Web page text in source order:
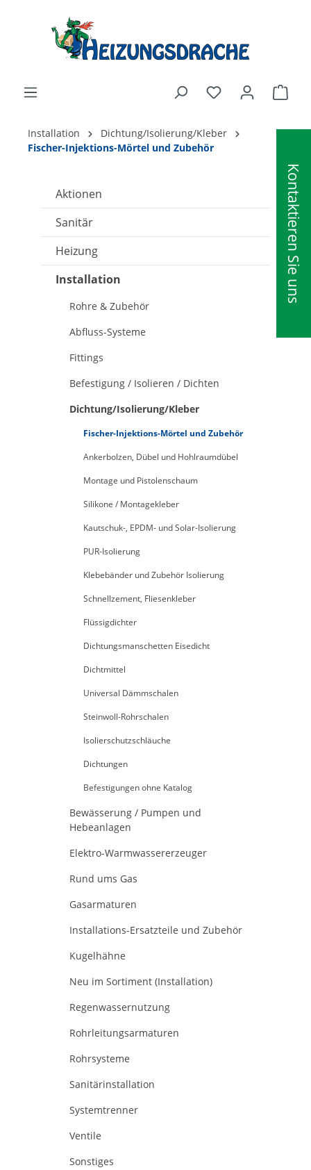
Kontaktieren Sie uns
Installation
Dichtung/Isolierung/Kleber
Fischer-Injektions-Mörtel und Zubehör
Aktionen
Sanitär
Heizung
Installation
Rohre & Zubehör
Abfluss-Systeme
Fittings
Befestigung / Isolieren / Dichten
Dichtung/Isolierung/Kleber
Fischer-Injektions-Mörtel und Zubehör
Ankerbolzen, Dübel und Hohlraumdübel
Montage und Pistolenschaum
Silikone / Montagekleber
Kautschuk-, EPDM- und Solar-Isolierung
PUR-Isolierung
Klebebänder und Zubehör Isolierung
Schnellzement, Fliesenkleber
Flüssigdichter
Dichtungsmanschetten Eisedicht
Dichtmittel
Universal Dämmschalen
Steinwoll-Rohrschalen
Isolierschutzschläuche
Dichtungen
Befestigungen ohne Katalog
Bewässerung / Pumpen und
Hebeanlagen
Elektro-Warmwassererzeuger
Rund ums Gas
Gasarmaturen
Installations-Ersatzteile und Zubehör
Kugelhähne
Neu im Sortiment (Installation)
Regenwassernutzung
Rohrleitungsarmaturen
Rohrsysteme
Sanitärinstallation
Systemtrenner
Ventile
Sonstiges